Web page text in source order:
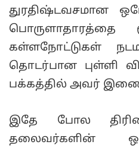
துரதிஷ்டவசமான
பொருளாதாரத்தை
கள்ளநோட்டுகள்
தொடர்பான புள்ளி
பக்கத்தில் அவர்
இதே போல
தலைவர்களின்